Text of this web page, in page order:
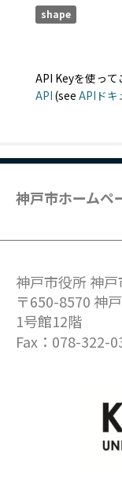
shape
API Keyを使っ
API (see APIドキ
神戸市ホームペ
神戸市役所 神
〒650-8570 神
1号館12階
Fax：078-322-